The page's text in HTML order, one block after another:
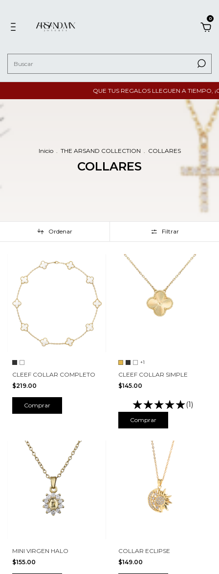
0
QUE TUS REGALOS LLEGUEN A TIEMPO,
Inicio . THE ARSAND COLLECTION . COLLARES
COLLARES
Ordenar Filtrar
CLEEF COLLAR COMPLETO
$219.00
Comprar
+1
CLEEF COLLAR SIMPLE
$145.00
(1)
Comprar
MINI VIRGEN HALO
$155.00
COLLAR ECLIPSE
$149.00